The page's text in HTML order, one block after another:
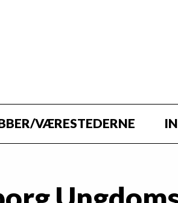
VÆRESTEDERNE